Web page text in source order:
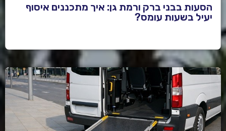
הסעות בבני ברק ורמת גן: איך מתכננים איסוף
יעיל בשעות עומס?